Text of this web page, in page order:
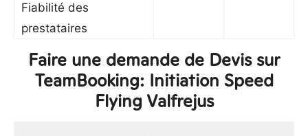
Fiabilité des
prestataires
Faire une demande de Devis sur
TeamBooking: Initiation Speed
Flying Valfrejus